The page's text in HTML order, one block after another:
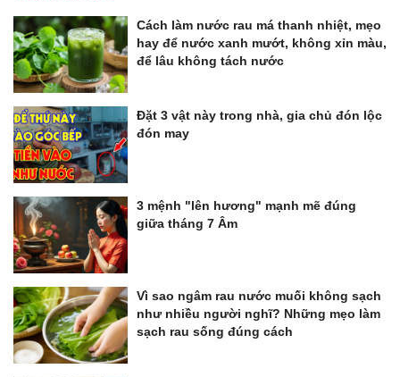
Cách làm nước rau má thanh nhiệt, mẹo
hay để nước xanh mướt, không xỉn màu,
để lâu không tách nước
Đặt 3 vật này trong nhà, gia chủ đón lộc
đón may
3 mệnh "lên hương" mạnh mẽ đúng
giữa tháng 7 Âm
Vì sao ngâm rau nước muối không sạch
như nhiều người nghĩ? Những mẹo làm
sạch rau sống đúng cách